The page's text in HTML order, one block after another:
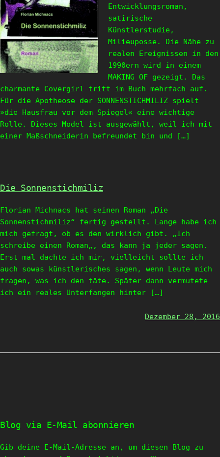
Entwicklungsroman,
satirische
Künstlerstudie,
Milieuposse. Die Nähe zu
realen Ereignissen in den
1990ern wird in einem
MAKING OF gezeigt. Das
charmante Covergirl tritt im Buch mehrfach auf.
Für die Apotheose der SONNENSTICHMILIZ spielt
»die Hausfrau vor dem Spiegel« eine wichtige
Rolle. Dieses Model ist ausgewählt, weil ich mit
einer Maßschneiderin befreundet bin und […]
Die Sonnenstichmiliz
Florian Michnacs hat seinen Roman „Die
Sonnenstichmiliz“ fertig gestellt. Lange habe ich
mich gefragt, ob es den wirklich gibt. „Ich
schreibe einen Roman„, das kann ja jeder sagen.
Erst mal dachte ich mir, vielleicht sollte ich
auch sowas künstlerisches sagen, wenn Leute mich
fragen, was ich den täte. Später dann vermutete
ich ein reales Unterfangen hinter […]
Dezember 28, 2016
Blog via E-Mail abonnieren
Gib deine E-Mail-Adresse an, um diesen Blog zu